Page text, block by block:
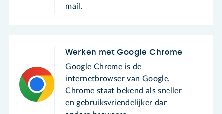
mail.
Werken met Google Chrome
Google Chrome is de
internetbrowser van Google.
Chrome staat bekend als sneller
en gebruiksvriendelijker dan